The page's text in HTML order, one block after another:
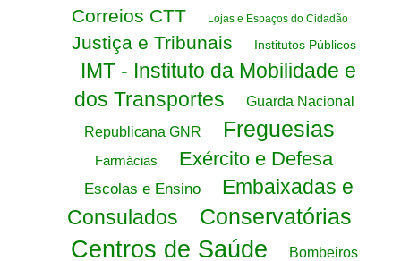
Correios CTT
Lojas e Espaços do Cidadão
Justiça e Tribunais Institutos Públicos
IMT - Instituto da Mobilidade e
dos Transportes
Guarda Nacional
Republicana GNR
Freguesias
Farmácias Exército e Defesa
Escolas e Ensino
Embaixadas e
Consulados
Conservatórias
Centros de Saúde Bombeiros